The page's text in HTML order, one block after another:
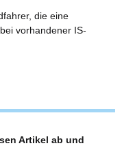
die eine
vorhandener IS-
Artikel ab und